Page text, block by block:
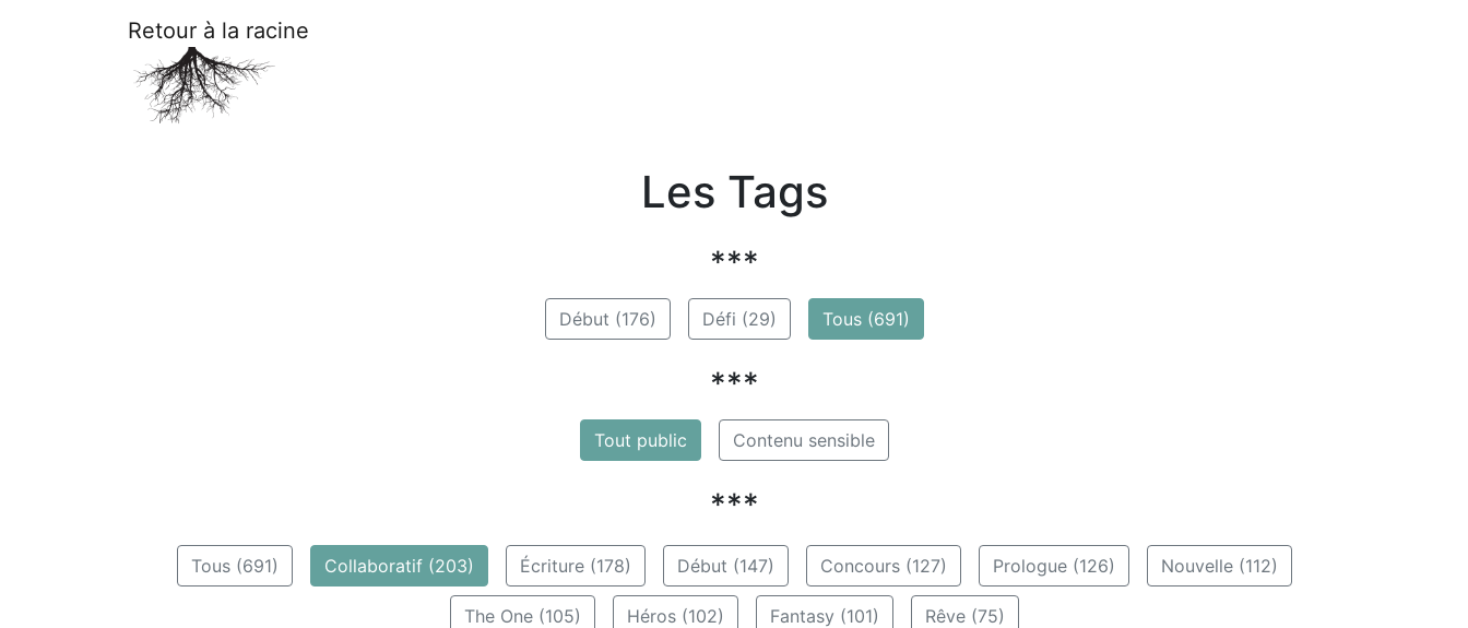
Retour à la racine
Les Tags
***
Début (176) Défi (29) Tous (691)
***
Tout public Contenu sensible
***
Tous (691) Collaboratif (203) Écriture (178) Début (147) Concours (127) Prologue (126) Nouvelle (112)
The One (105) Héros (102) Fantasy (101) Rêve (75)